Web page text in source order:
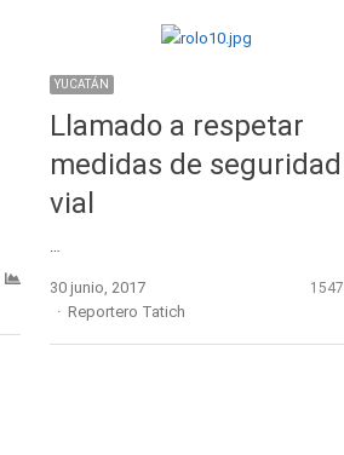
YUCATÁN
Llamado a respetar
medidas de seguridad
vial
30 junio, 2017
Author
Reportero Tatich
1547